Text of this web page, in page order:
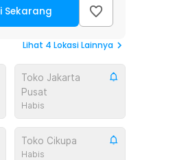
Sekarang
Lihat 4 Lokasi Lainnya
Toko Jakarta
Pusat
Habis
Toko Cikupa
Habis